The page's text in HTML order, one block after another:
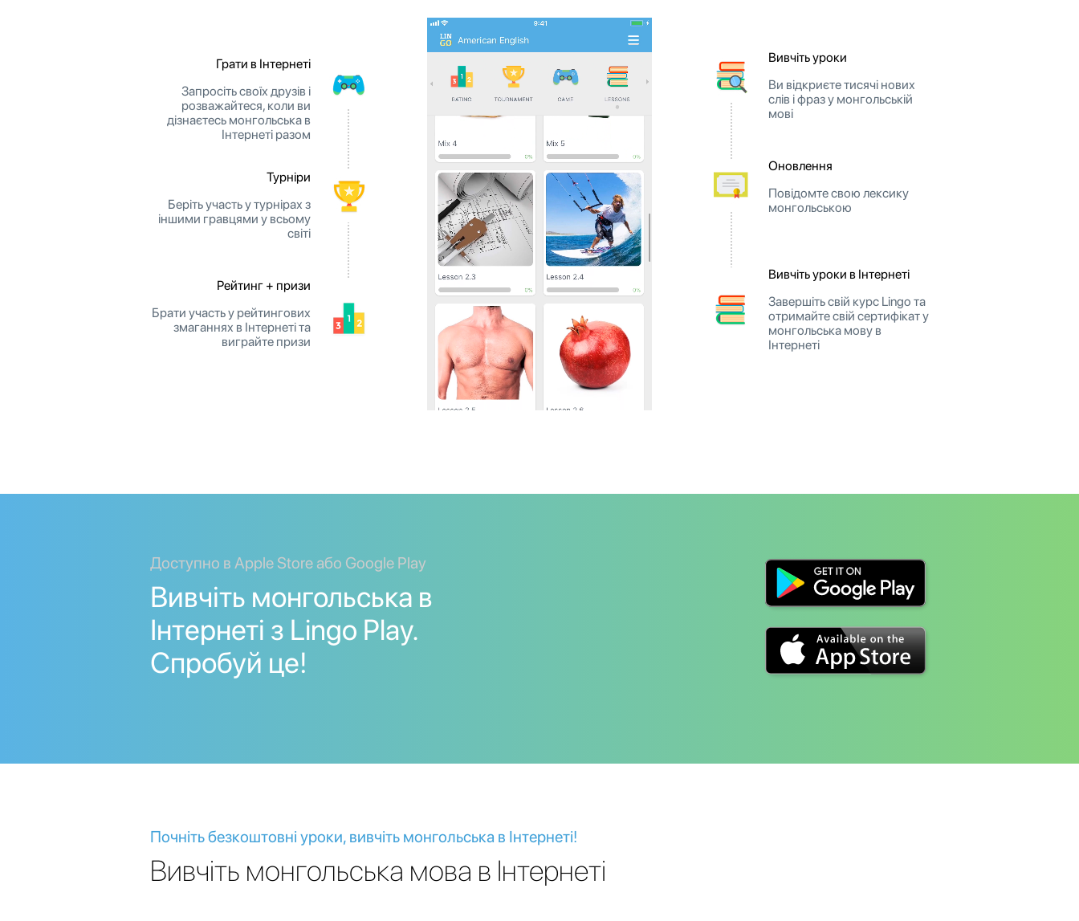
Грати в Інтернеті
Запросіть своїх друзів і
розважайтеся, коли ви
дізнаєтесь монгольська в
Інтернеті разом
Турніри
Беріть участь у турнірах з
іншими гравцями у всьому
світі
Рейтинг + призи
Брати участь у рейтингових
змаганнях в Інтернеті та
виграйте призи
Вивчіть уроки
Ви відкриєте тисячі нових
слів і фраз у монгольській
мові
Оновлення
Повідомте свою лексику
монгольською
Вивчіть уроки в Інтернеті
Завершіть свій курс Lingo та
отримайте свій сертифікат у
монгольська мову в
Інтернеті
Доступно в Apple Store або Google Play
Вивчіть монгольська в
Інтернеті з Lingo Play.
Спробуй це!
Почніть безкоштовні уроки, вивчіть монгольська в Інтернеті!
Вивчіть монгольська мова в Інтернеті